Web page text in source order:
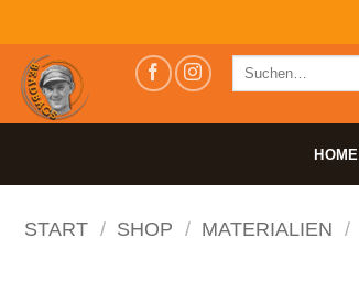
Inhalt
springen
Suchen
HOME
START / SHOP / MATERIALIEN /